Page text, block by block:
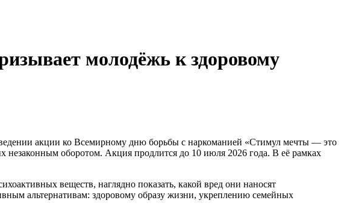
молодёжь к здоровому
акции ко Всемирному дню борьбы с наркоманией «Стимул мечты — это
оборотом. Акция продлится до 10 июля 2026 года. В её рамках
веществ, наглядно показать, какой вред они наносят
альтернативам: здоровому образу жизни, укреплению семейных